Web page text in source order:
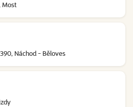
Most
Náchod - Běloves